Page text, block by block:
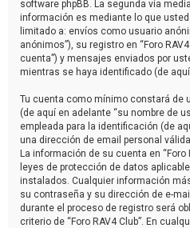
software phpBB. La segunda vía
información es mediante lo que
limitado a: envíos como usuario
anónimos”), su registro en “Foro
cuenta”) y mensajes enviados por
mientras se haya identificado (de
Tu cuenta como mínimo constará de
(de aquí en adelante “su nombre de
empleada para la identificación (de
una dirección de email personal
La información de su cuenta en “Foro
leyes de protección de datos
instalados. Cualquier información
su contraseña y su dirección de e-
durante el proceso de registro será
criterio de “Foro RAV4 Club”. En